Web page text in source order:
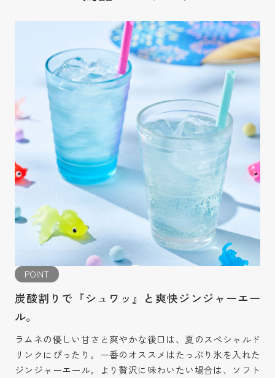
POINT
炭酸割りで『シュワッ』と爽快ジンジャーエー
ル。
ラムネの優しい甘さと爽やかな後口は、夏のスペシャルド
リンクにぴったり。一番のオススメはたっぷり氷を入れた
ジンジャーエール。より贅沢に味わいたい場合は、ソフト